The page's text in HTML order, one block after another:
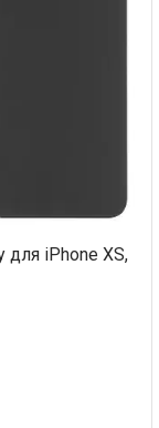
для iPhone XS,